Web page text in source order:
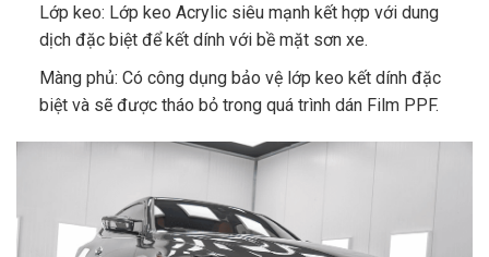
Lớp keo: Lớp keo Acrylic siêu mạnh kết hợp với dung
dịch đặc biệt để kết dính với bề mặt sơn xe.
Màng phủ: Có công dụng bảo vệ lớp keo kết dính đặc
biệt và sẽ được tháo bỏ trong quá trình dán Film PPF.